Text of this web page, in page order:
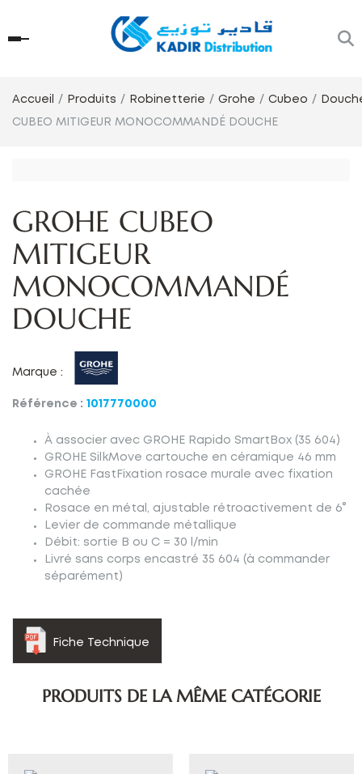
Accueil Produits Robinetterie Grohe Cubeo
CUBEO MITIGEUR MONOCOMMANDÉ DOUCHE
GROHE CUBEO
MITIGEUR
MONOCOMMANDÉ
DOUCHE
Marque :
Référence : 1017770000
À associer avec GROHE Rapido SmartBox (35 604)
GROHE SilkMove cartouche en céramique 46 mm
GROHE FastFixation rosace murale avec fixation
cachée
Rosace en métal, ajustable rétroactivement de 6°
Levier de commande métallique
Débit: sortie B ou C = 30 l/min
Livré sans corps encastré 35 604 (à commander
séparément)
Fiche Technique
PRODUITS DE LA MÊME CATÉGORIE